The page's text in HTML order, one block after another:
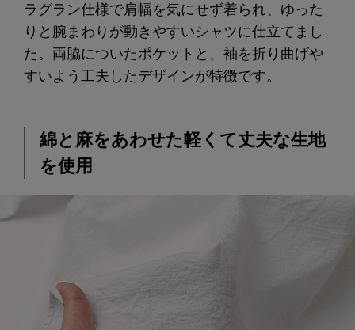
ラグラン仕様で肩幅を気にせず着られ、ゆった
りと腕まわりが動きやすいシャツに仕立てまし
た。両脇についたポケットと、袖を折り曲げや
すいよう工夫したデザインが特徴です。
綿と麻をあわせた軽くて丈夫な生地
を使用